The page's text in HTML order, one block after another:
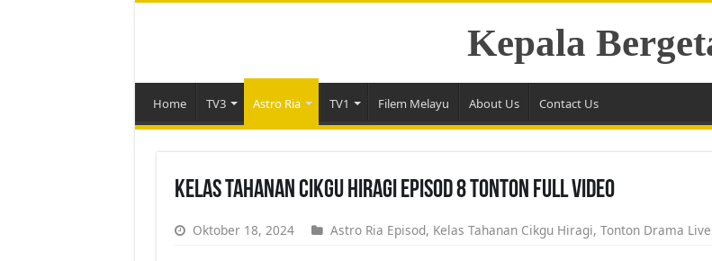
Kepala
Home TV3 Astro Ria TV1 Filem Melayu About Us Contact Us
Kelas Tahanan Cikgu Hiragi Episod 8 Tonton Full Video
Oktober 18, 2024 Astro Ria Episod, Kelas Tahanan Cikgu Hiragi, Tonton Drama Live